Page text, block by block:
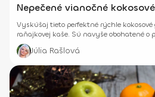
Nepečené vianočné
Vyskúšaj tieto perfektné rýchle
raňajkovej kaše. Sú navyše obohatené o
sladkosť zaručene zachutí celej rodine.
Júlia Rašlová